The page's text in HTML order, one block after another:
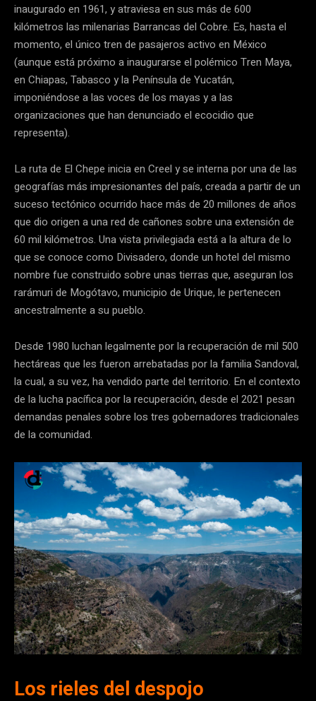
inaugurado en 1961, y atraviesa en sus más de 600
kilómetros las milenarias Barrancas del Cobre. Es, hasta el
momento, el único tren de pasajeros activo en México
(aunque está próximo a inaugurarse el polémico Tren Maya,
en Chiapas, Tabasco y la Península de Yucatán,
imponiéndose a las voces de los mayas y a las
organizaciones que han denunciado el ecocidio que
representa).
La ruta de El Chepe inicia en Creel y se interna por una de las
geografías más impresionantes del país, creada a partir de un
suceso tectónico ocurrido hace más de 20 millones de años
que dio origen a una red de cañones sobre una extensión de
60 mil kilómetros. Una vista privilegiada está a la altura de lo
que se conoce como Divisadero, donde un hotel del mismo
nombre fue construido sobre unas tierras que, aseguran los
rarámuri de Mogótavo, municipio de Urique, le pertenecen
ancestralmente a su pueblo.
Desde 1980 luchan legalmente por la recuperación de mil 500
hectáreas que les fueron arrebatadas por la familia Sandoval,
la cual, a su vez, ha vendido parte del territorio. En el contexto
de la lucha pacífica por la recuperación, desde el 2021 pesan
demandas penales sobre los tres gobernadores tradicionales
de la comunidad.
Los rieles del despojo